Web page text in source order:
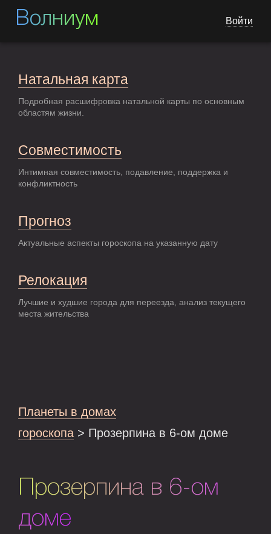
Волниум Войти
Натальная карта
Подробная расшифровка натальной карты по основным
областям жизни.
Совместимость
Интимная совместимость, подавление, поддержка и
конфликтность
Прогноз
Актуальные аспекты гороскопа на указанную дату
Релокация
Лучшие и худшие города для переезда, анализ текущего
места жительства
Планеты в домах
гороскопа > Прозерпина в 6-ом доме
Прозерпина в 6-ом
доме